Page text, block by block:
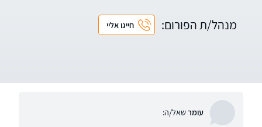
מנהל/ת הפורום: חייגו אליי
עומרשאל/ה: